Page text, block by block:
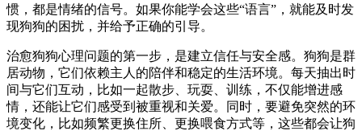
惯，都是情绪的信号。如果你能学会这些“语言”，就能及时发
现狗狗的困扰，并给予正确的引导。
治愈狗狗心理问题的第一步，是建立信任与安全感。狗狗是群
居动物，它们依赖主人的陪伴和稳定的生活环境。每天抽出时
间与它们互动，比如一起散步、玩耍、训练，不仅能增进感
情，还能让它们感受到被重视和关爱。同时，要避免突然的环
境变化，比如频繁更换住所、更换喂食方式等，这些都会让狗